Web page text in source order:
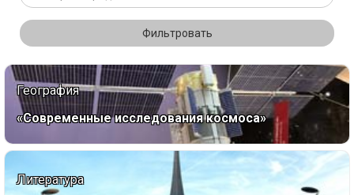
Фильтровать
География
«Современные исследования космоса»
Литература